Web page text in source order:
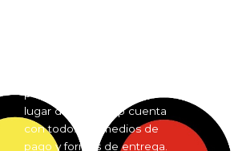
por mayor desde cualquier
lugar del país. Pop cuenta
con todos los medios de
pago y formas de entrega.